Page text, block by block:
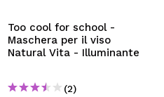
Too cool for school -
Maschera per il viso
Natural Vita - Illuminante
(2)